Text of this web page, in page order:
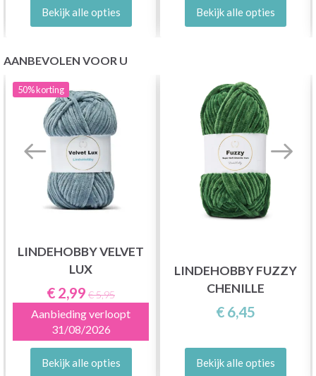
Bekijk alle opties Bekijk alle opties
AANBEVOLEN VOOR U
50%korting
LINDEHOBBY VELVET
LUX
€ 2,99 € 5,95
Aanbieding verloopt
31/08/2026
Bekijk alle opties
LINDEHOBBY FUZZY
CHENILLE
€ 6,45
Bekijk alle opties